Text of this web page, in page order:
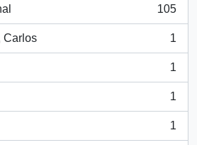
105
Carlos 1
1
1
1